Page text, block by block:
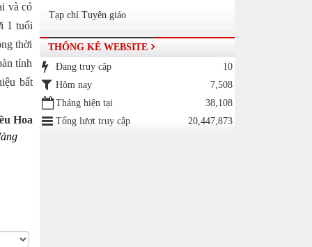
và có
1 tuổi
thời
tỉnh
bất
Hoa
Tạp chí Tuyên giáo
THỐNG KÊ WEBSITE
Đang truy cập
10
Hôm nay
7,508
Tháng hiện tại
38,108
Tổng lượt truy cập
20,447,873